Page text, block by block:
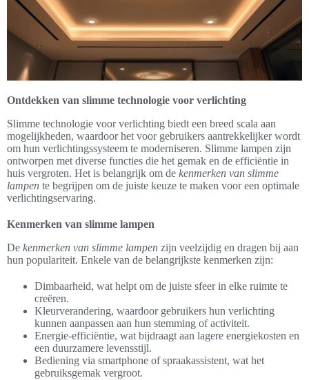
Ontdekken van slimme technologie voor verlichting
Slimme technologie voor verlichting biedt een breed scala aan
mogelijkheden, waardoor het voor gebruikers aantrekkelijker wordt
om hun verlichtingssysteem te moderniseren. Slimme lampen zijn
ontworpen met diverse functies die het gemak en de efficiëntie in
huis vergroten. Het is belangrijk om de kenmerken van slimme
lampen te begrijpen om de juiste keuze te maken voor een optimale
verlichtingservaring.
Kenmerken van slimme lampen
De kenmerken van slimme lampen zijn veelzijdig en dragen bij aan
hun populariteit. Enkele van de belangrijkste kenmerken zijn:
Dimbaarheid, wat helpt om de juiste sfeer in elke ruimte te
creëren.
Kleurverandering, waardoor gebruikers hun verlichting
kunnen aanpassen aan hun stemming of activiteit.
Energie-efficiëntie, wat bijdraagt aan lagere energiekosten en
een duurzamere levensstijl.
Bediening via smartphone of spraakassistent, wat het
gebruiksgemak vergroot.